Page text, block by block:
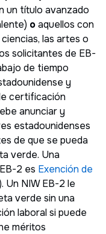
un título avanzado
oaquellos con
las artes o
solicitantes de EB-
de tiempo
y
certificación
anunciar y
estadounidenses
de que se pueda
verde. Una
2 es Exención de
Un NIW EB-2 le
verde sin una
laboral si puede
méritos